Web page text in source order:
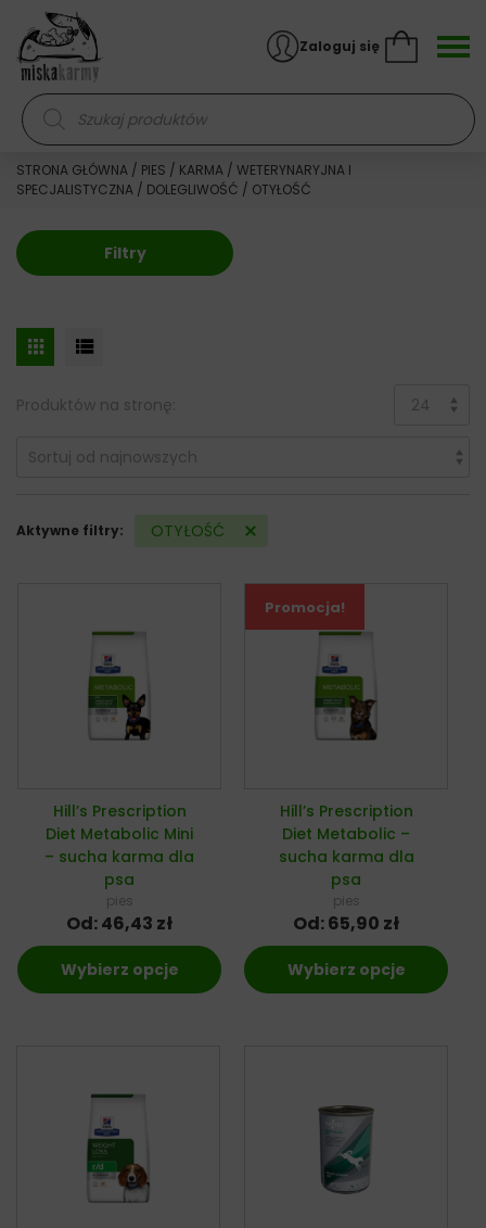
Skocz do treści
Wyszukiwarka produktów
Zaloguj się
STRONA GŁÓWNA / PIES / KARMA / WETERYNARYJNA I
SPECJALISTYCZNA / DOLEGLIWOŚĆ / OTYŁOŚĆ
Filtry
Produktów na stronę:
Aktywne filtry: OTYŁOŚĆ
Hill’s Prescription
Diet Metabolic Mini
– sucha karma dla
psa
pies
Od:46,43 zł
Wybierz opcje
Promocja!
Hill’s Prescription
Diet Metabolic –
sucha karma dla
psa
pies
Od:65,90 zł
Wybierz opcje